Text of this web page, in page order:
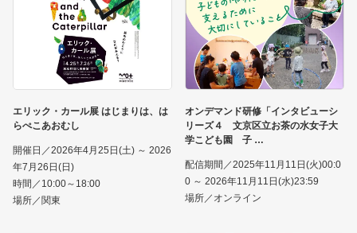
エリック・カール展 はじまりは、は
らぺこあおむし
開催日／2026年4月25日(土) ～ 2026
年7月26日(日)
時間／10:00～18:00
場所／関東
オンデマンド研修「インタビューシ
リーズ４ 文京区立お茶の水女子大
学こども園 子
配信期間／2025年11月11日(火)00:0
0 ～ 2026年11月11日(水)23:59
場所／オンライン